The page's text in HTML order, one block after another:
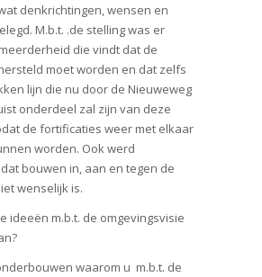
denkrichtingen, wensen en
M.b.t. .de stelling was er
die vindt dat de
moet worden en dat zelfs
lijn die nu door de Nieuweweg
onderdeel zal zijn van deze
de fortificaties weer met elkaar
worden. Ook werd
bouwen in, aan en tegen de
wenselijk is.
ideeën m.b.t. de omgevingsvisie
waarom u m.b.t. de